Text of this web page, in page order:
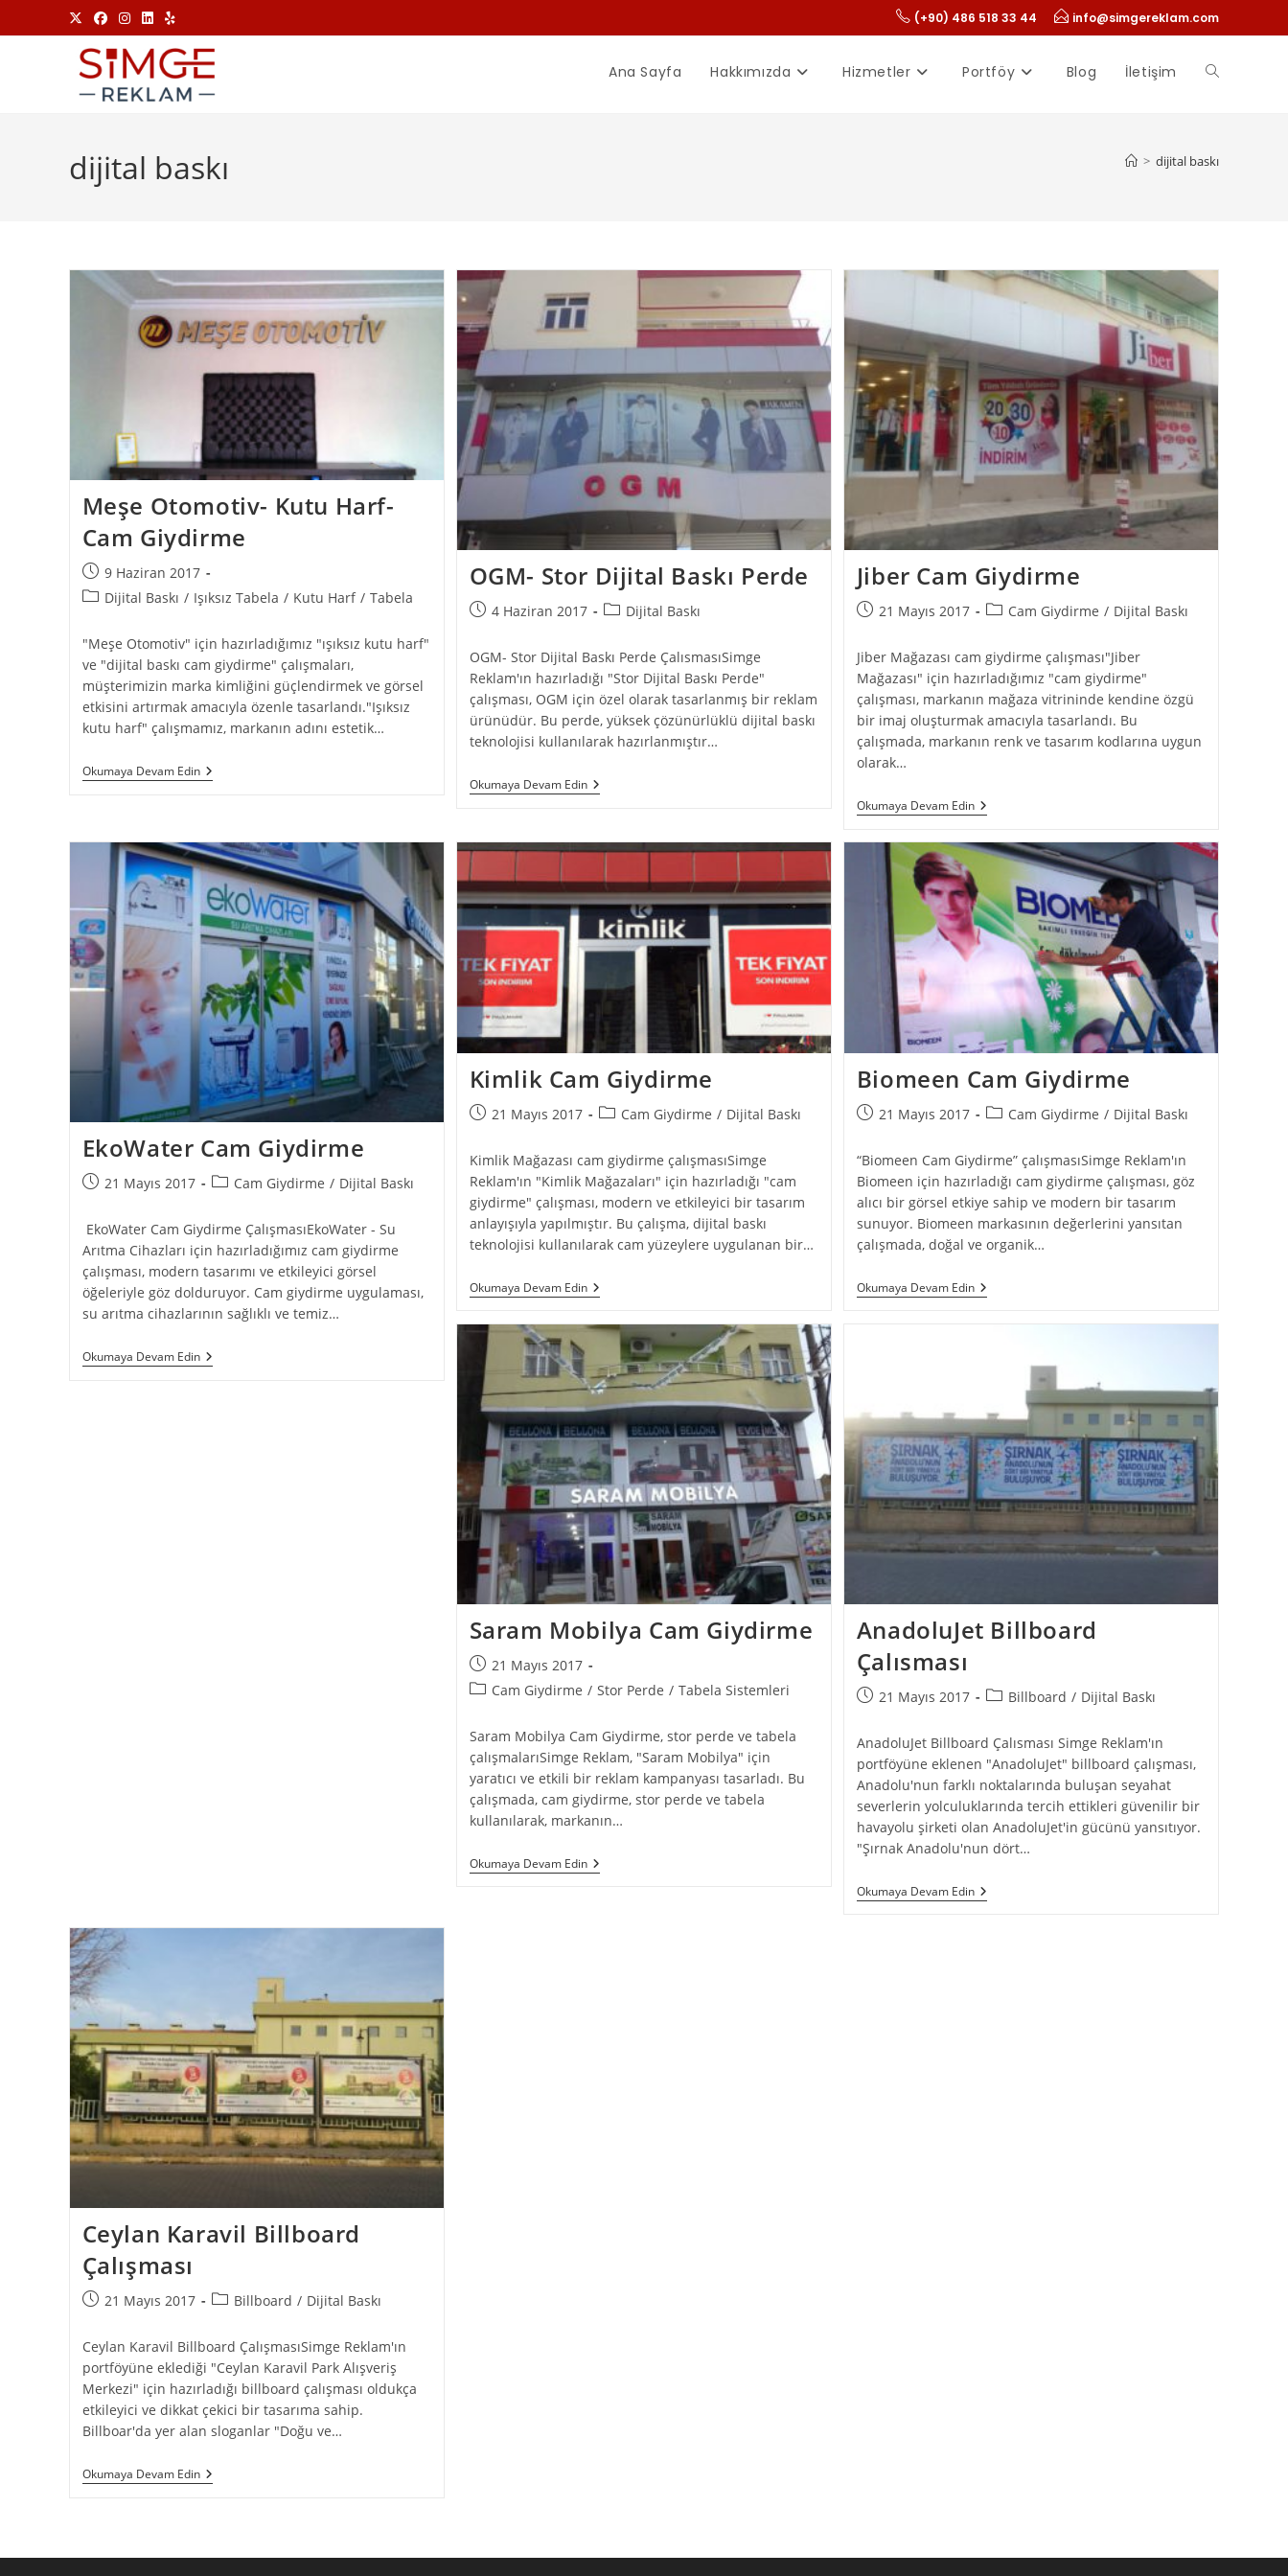
(+90) 486 518 33 44 info@simgereklam.com
Ana Sayfa Hakkımızda Hizmetler Portföy Blog İletişim
dijital baskı > dijital baskı
Meşe Otomotiv- Kutu Harf-
Cam Giydirme
9 Haziran 2017
Dijital Baskı / Işıksız Tabela / Kutu Harf / Tabela
"Meşe Otomotiv" için hazırladığımız "ışıksız kutu harf"
ve "dijital baskı cam giydirme" çalışmaları,
müşterimizin marka kimliğini güçlendirmek ve görsel
etkisini artırmak amacıyla özenle tasarlandı."Işıksız
kutu harf" çalışmamız, markanın adını estetik…
Okumaya Devam Edin
OGM- Stor Dijital Baskı Perde
4 Haziran 2017 Dijital Baskı
OGM- Stor Dijital Baskı Perde ÇalısmasıSimge
Reklam'ın hazırladığı "Stor Dijital Baskı Perde"
çalışması, OGM için özel olarak tasarlanmış bir reklam
ürünüdür. Bu perde, yüksek çözünürlüklü dijital baskı
teknolojisi kullanılarak hazırlanmıştır…
Okumaya Devam Edin
Jiber Cam Giydirme
21 Mayıs 2017 Cam Giydirme / Dijital Baskı
Jiber Mağazası cam giydirme çalışması"Jiber
Mağazası" için hazırladığımız "cam giydirme"
çalışması, markanın mağaza vitrininde kendine özgü
bir imaj oluşturmak amacıyla tasarlandı. Bu
çalışmada, markanın renk ve tasarım kodlarına uygun
olarak…
Okumaya Devam Edin
EkoWater Cam Giydirme
21 Mayıs 2017 Cam Giydirme / Dijital Baskı
EkoWater Cam Giydirme ÇalışmasıEkoWater - Su
Arıtma Cihazları için hazırladığımız cam giydirme
çalışması, modern tasarımı ve etkileyici görsel
öğeleriyle göz dolduruyor. Cam giydirme uygulaması,
su arıtma cihazlarının sağlıklı ve temiz…
Okumaya Devam Edin
Kimlik Cam Giydirme
21 Mayıs 2017 Cam Giydirme / Dijital Baskı
Kimlik Mağazası cam giydirme çalışmasıSimge
Reklam'ın "Kimlik Mağazaları" için hazırladığı "cam
giydirme" çalışması, modern ve etkileyici bir tasarım
anlayışıyla yapılmıştır. Bu çalışma, dijital baskı
teknolojisi kullanılarak cam yüzeylere uygulanan bir…
Okumaya Devam Edin
Biomeen Cam Giydirme
21 Mayıs 2017 Cam Giydirme / Dijital Baskı
“Biomeen Cam Giydirme” çalışmasıSimge Reklam'ın
Biomeen için hazırladığı cam giydirme çalışması, göz
alıcı bir görsel etkiye sahip ve modern bir tasarım
sunuyor. Biomeen markasının değerlerini yansıtan
çalışmada, doğal ve organik…
Okumaya Devam Edin
Saram Mobilya Cam Giydirme
21 Mayıs 2017
Cam Giydirme / Stor Perde / Tabela Sistemleri
Saram Mobilya Cam Giydirme, stor perde ve tabela
çalışmalarıSimge Reklam, "Saram Mobilya" için
yaratıcı ve etkili bir reklam kampanyası tasarladı. Bu
çalışmada, cam giydirme, stor perde ve tabela
kullanılarak, markanın…
Okumaya Devam Edin
AnadoluJet Billboard
Çalısması
21 Mayıs 2017 Billboard / Dijital Baskı
AnadoluJet Billboard Çalısması Simge Reklam'ın
portföyüne eklenen "AnadoluJet" billboard çalışması,
Anadolu'nun farklı noktalarında buluşan seyahat
severlerin yolculuklarında tercih ettikleri güvenilir bir
havayolu şirketi olan AnadoluJet'in gücünü yansıtıyor.
"Şırnak Anadolu'nun dört…
Okumaya Devam Edin
Ceylan Karavil Billboard
Çalışması
21 Mayıs 2017 Billboard / Dijital Baskı
Ceylan Karavil Billboard ÇalışmasıSimge Reklam'ın
portföyüne eklediği "Ceylan Karavil Park Alışveriş
Merkezi" için hazırladığı billboard çalışması oldukça
etkileyici ve dikkat çekici bir tasarıma sahip.
Billboar'da yer alan sloganlar "Doğu ve…
Okumaya Devam Edin